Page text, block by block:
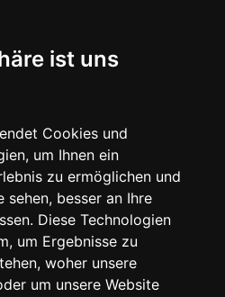
ist uns
Cookies und
um Ihnen ein
zu ermöglichen und
sehen, besser an Ihre
Diese Technologien
um Ergebnisse zu
woher unsere
um unsere Website